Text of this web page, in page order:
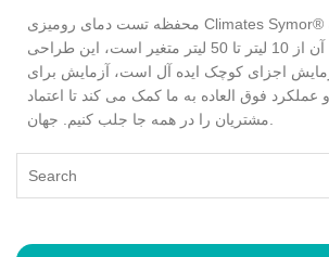
محفظه تست دمای رومیزی Climates Symor® دارای تاییدیه CE
است و ظرفیت آن از 10 لیتر تا 50 لیتر متغیر است، این طراحی
اجزای کوچک ایده آل است، آزمایش برای
فوق العاده به ما کمک می کند تا اعتماد